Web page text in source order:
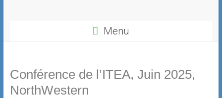
Menu
Conférence de l’ITEA, Juin 2025,
NorthWestern